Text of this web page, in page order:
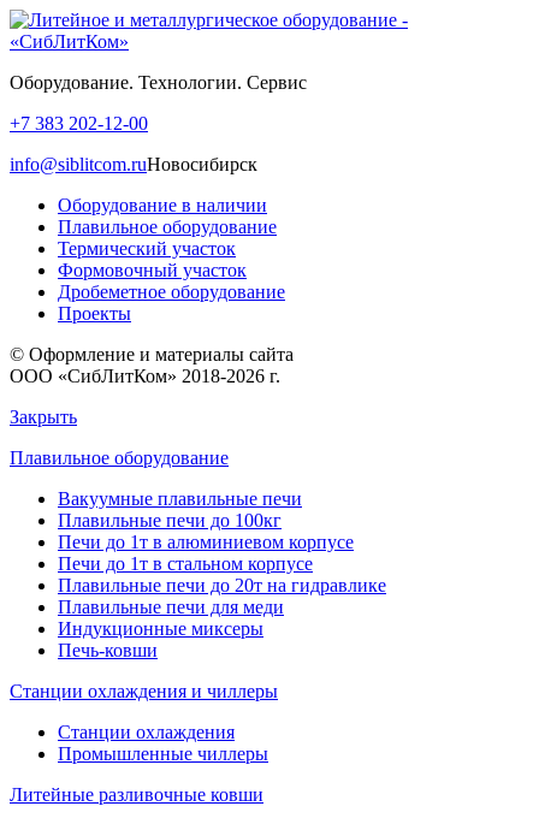
Оборудование. Технологии. Сервис
+7 383 202-12-00
info@siblitcom.ruНовосибирск
Оборудование в наличии
Плавильное оборудование
Термический участок
Формовочный участок
Дробеметное оборудование
Проекты
© Оформление и материалы сайта
ООО «СибЛитКом» 2018-2026 г.
Закрыть
Плавильное оборудование
Вакуумные плавильные печи
Плавильные печи до 100кг
Печи до 1т в алюминиевом корпусе
Печи до 1т в стальном корпусе
Плавильные печи до 20т на гидравлике
Плавильные печи для меди
Индукционные миксеры
Печь-ковши
Станции охлаждения и чиллеры
Станции охлаждения
Промышленные чиллеры
Литейные разливочные ковши